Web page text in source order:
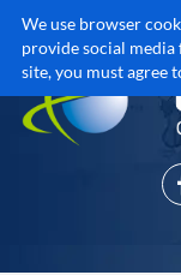
We use browser
provide social media
site, you must agree